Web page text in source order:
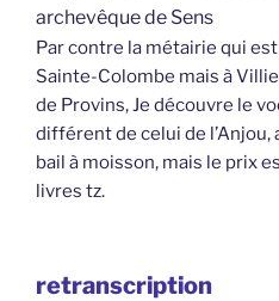
archevêque de Sens
Par contre la métairie qui
Sainte-Colombe mais à
de Provins, Je découvre le
différent de celui de l’Anjou,
bail à moisson, mais le prix
livres tz.
retranscription